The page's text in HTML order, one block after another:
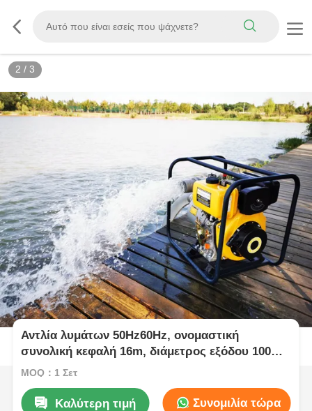
3 / 3
Αντλία λυμάτων 50Hz60Hz, ονομαστική
συνολική κεφαλή 16m, διάμετρος εξόδου 100
mm, αντλία λυμάτων βιομηχανικής χρήσης για
MOQ：1 Σετ
Καλύτερη τιμή Συνομιλία τώρα